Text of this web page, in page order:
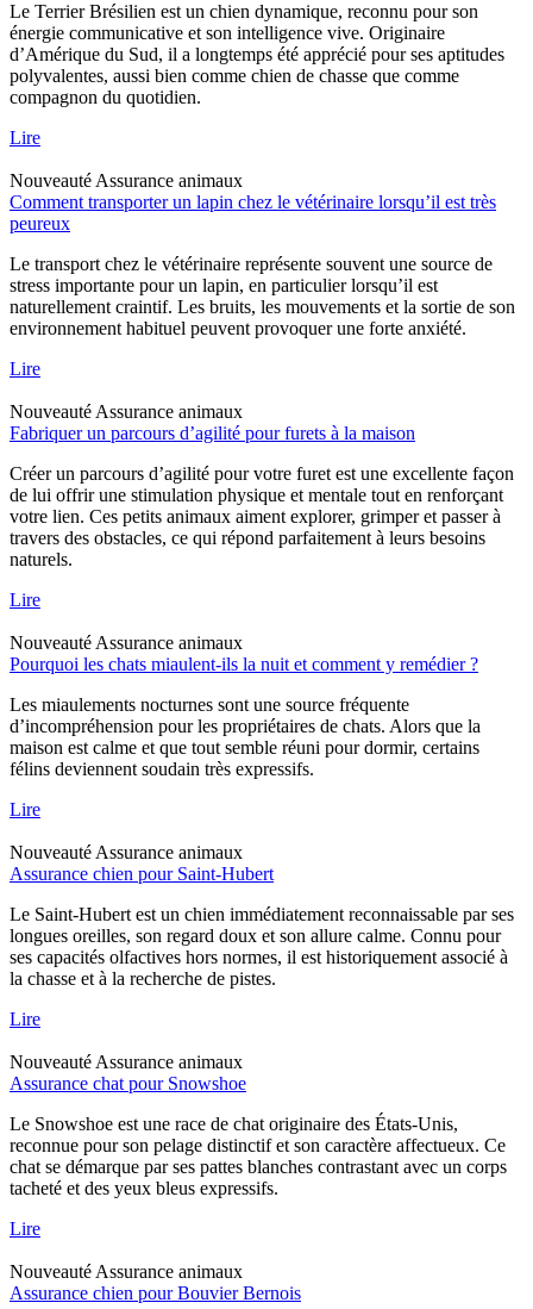
Le Terrier Brésilien est un chien dynamique, reconnu pour son
énergie communicative et son intelligence vive. Originaire
d’Amérique du Sud, il a longtemps été apprécié pour ses aptitudes
polyvalentes, aussi bien comme chien de chasse que comme
compagnon du quotidien.
Lire
Nouveauté Assurance animaux
Comment transporter un lapin chez le vétérinaire lorsqu’il est très
peureux
Le transport chez le vétérinaire représente souvent une source de
stress importante pour un lapin, en particulier lorsqu’il est
naturellement craintif. Les bruits, les mouvements et la sortie de son
environnement habituel peuvent provoquer une forte anxiété.
Lire
Nouveauté Assurance animaux
Fabriquer un parcours d’agilité pour furets à la maison
Créer un parcours d’agilité pour votre furet est une excellente façon
de lui offrir une stimulation physique et mentale tout en renforçant
votre lien. Ces petits animaux aiment explorer, grimper et passer à
travers des obstacles, ce qui répond parfaitement à leurs besoins
naturels.
Lire
Nouveauté Assurance animaux
Pourquoi les chats miaulent-ils la nuit et comment y remédier ?
Les miaulements nocturnes sont une source fréquente
d’incompréhension pour les propriétaires de chats. Alors que la
maison est calme et que tout semble réuni pour dormir, certains
félins deviennent soudain très expressifs.
Lire
Nouveauté Assurance animaux
Assurance chien pour Saint-Hubert
Le Saint-Hubert est un chien immédiatement reconnaissable par ses
longues oreilles, son regard doux et son allure calme. Connu pour
ses capacités olfactives hors normes, il est historiquement associé à
la chasse et à la recherche de pistes.
Lire
Nouveauté Assurance animaux
Assurance chat pour Snowshoe
Le Snowshoe est une race de chat originaire des États-Unis,
reconnue pour son pelage distinctif et son caractère affectueux. Ce
chat se démarque par ses pattes blanches contrastant avec un corps
tacheté et des yeux bleus expressifs.
Lire
Nouveauté Assurance animaux
Assurance chien pour Bouvier Bernois